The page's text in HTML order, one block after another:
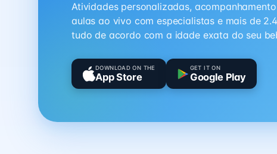
Atividades personalizadas,
aulas ao vivo com especialistas e mais de
tudo de acordo com a idade exata do seu
DOWNLOAD ON THE
App Store
GET IT ON
Google Play